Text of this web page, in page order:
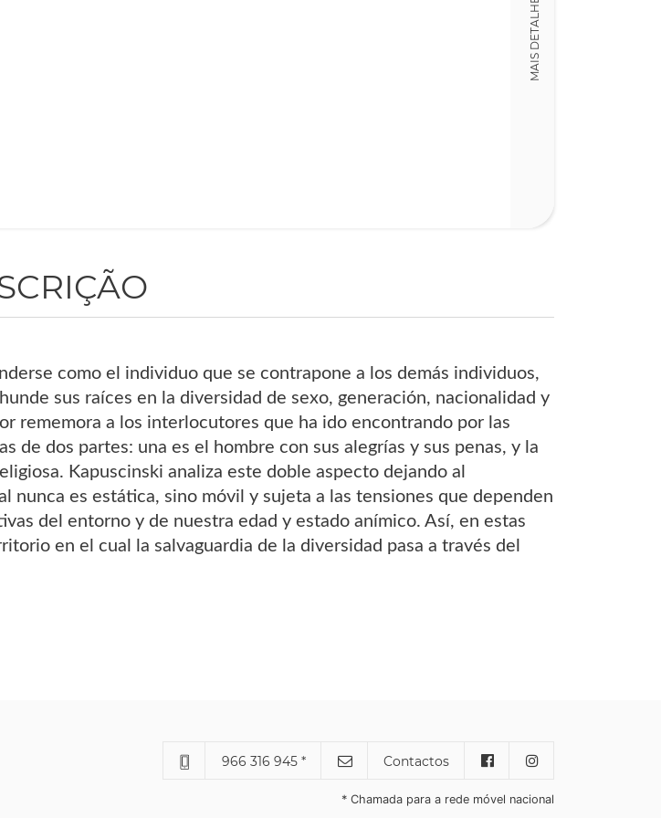
MAIS DETALHES
como el individuo que se contrapone a los demás individuos,
sus raíces en la diversidad de sexo, generación, nacionalidad y
rememora a los interlocutores que ha ido encontrando por las
de dos partes: una es el hombre con sus alegrías y sus penas, y la
Kapuscinski analiza este doble aspecto dejando al
nunca es estática, sino móvil y sujeta a las tensiones que dependen
del entorno y de nuestra edad y estado anímico. Así, en estas
en el cual la salvaguardia de la diversidad pasa a través del
966 316 945 * Contactos
* Chamada para a rede móvel nacional